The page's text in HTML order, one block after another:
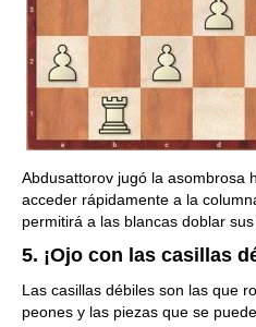
Abdusattorov jugó la asombrosa
acceder rápidamente a la
permitirá a las blancas doblar
5. ¡Ojo con las casillas
Las casillas débiles son las que
peones y las piezas que se